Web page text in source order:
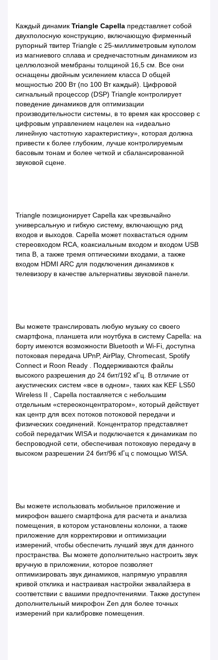
Каждый динамик Triangle Capella представляет собой
двухполосную конструкцию, включающую фирменный
рупорный твитер Triangle с 25-миллиметровым куполом
из магниевого сплава и среднечастотным динамиком из
целлюлозной мембраны толщиной 16,5 см. Все они
оснащены двойным усилением класса D общей
мощностью 200 Вт (по 100 Вт каждый). Цифровой
сигнальный процессор (DSP) Triangle контролирует
поведение динамиков для оптимизации
производительности системы, в то время как кроссовер с
цифровым управлением нацелен на «идеально
линейную частотную характеристику», которая должна
привести к более глубоким, лучше контролируемым
басовым тонам и более четкой и сбалансированной
звуковой сцене.
Triangle позиционирует Capella как чрезвычайно
универсальную и гибкую систему, включающую ряд
входов и выходов. Capella может похвастаться одним
стереовходом RCA, коаксиальным входом и входом USB
типа B, а также тремя оптическими входами, а также
входом HDMI ARC для подключения динамиков к
телевизору в качестве альтернативы звуковой панели.
Вы можете транслировать любую музыку со своего
смартфона, планшета или ноутбука в систему Capella: на
борту имеются возможности Bluetooth и Wi-Fi, доступна
потоковая передача UPnP, AirPlay, Chromecast, Spotify
Connect и Roon Ready . Поддерживаются файлы
высокого разрешения до 24 бит/192 кГц. В отличие от
акустических систем «все в одном», таких как KEF LS50
Wireless II , Capella поставляется с небольшим
отдельным «стереоконцентратором», который действует
как центр для всех потоков потоковой передачи и
физических соединений. Концентратор представляет
собой передатчик WISA и подключается к динамикам по
беспроводной сети, обеспечивая потоковую передачу в
высоком разрешении 24 бит/96 кГц с помощью WISA.
Вы можете использовать мобильное приложение и
микрофон вашего смартфона для расчета и анализа
помещения, в котором установлены колонки, а также
приложение для корректировки и оптимизации
измерений, чтобы обеспечить лучший звук для данного
пространства. Вы можете дополнительно настроить звук
вручную в приложении, которое позволяет
оптимизировать звук динамиков, напрямую управляя
кривой отклика и настраивая настройки эквалайзера в
соответствии с вашими предпочтениями. Также доступен
дополнительный микрофон Zen для более точных
измерений при калибровке помещения.